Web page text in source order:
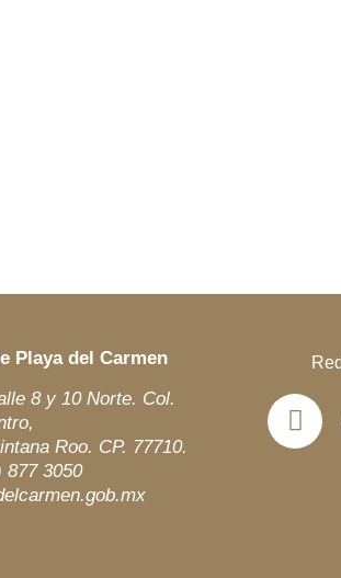
Playa del Carmen
8 y 10 Norte. Col.
Roo. CP. 77710.
877 3050